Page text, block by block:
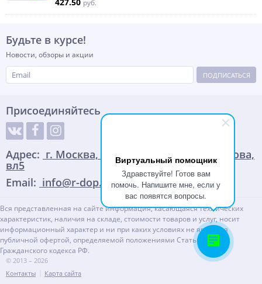
Виртуальный помощник
Здравствуйте! Готов вам
помочь. Напишите мне, если у
вас появятся вопросы.
руб.
Будьте в курсе!
Новости, обзоры и акции
ПОДПИСАТЬСЯ
Присоединяйтесь
Адрес: г. Москва, улица Адмирала Корнилова,
вл5
Email: info@r-dop.ru
Вся представленная на сайте информация, касающаяся технических
характеристик, наличия на складе, стоимости товаров и услуг, носит
информационный характер и ни при каких условиях не является
публичной офертой, определяемой положениями Статьи 437(2)
Гражданского кодекса РФ.
© 2013 – 2026
Контакты
Карта сайта